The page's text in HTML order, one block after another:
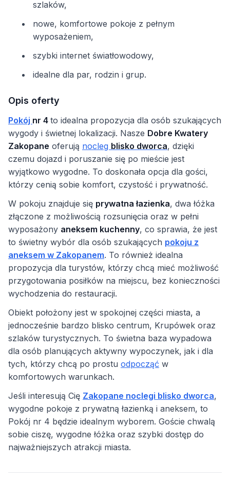
szlaków,
nowe, komfortowe pokoje z pełnym
wyposażeniem,
szybki internet światłowodowy,
idealne dla par, rodzin i grup.
Opis oferty
Pokój nr 4 to idealna propozycja dla osób szukających
wygody i świetnej lokalizacji. Nasze Dobre Kwatery
Zakopane oferują nocleg blisko dworca, dzięki
czemu dojazd i poruszanie się po mieście jest
wyjątkowo wygodne. To doskonała opcja dla gości,
którzy cenią sobie komfort, czystość i prywatność.
W pokoju znajduje się prywatna łazienka, dwa łóżka
złączone z możliwością rozsunięcia oraz w pełni
wyposażony aneksem kuchenny, co sprawia, że jest
to świetny wybór dla osób szukających pokoju z
aneksem w Zakopanem. To również idealna
propozycja dla turystów, którzy chcą mieć możliwość
przygotowania posiłków na miejscu, bez konieczności
wychodzenia do restauracji.
Obiekt położony jest w spokojnej części miasta, a
jednocześnie bardzo blisko centrum, Krupówek oraz
szlaków turystycznych. To świetna baza wypadowa
dla osób planujących aktywny wypoczynek, jak i dla
tych, którzy chcą po prostu odpocząć w
komfortowych warunkach.
Jeśli interesują Cię Zakopane noclegi blisko dworca,
wygodne pokoje z prywatną łazienką i aneksem, to
Pokój nr 4 będzie idealnym wyborem. Goście chwalą
sobie ciszę, wygodne łóżka oraz szybki dostęp do
najważniejszych atrakcji miasta.